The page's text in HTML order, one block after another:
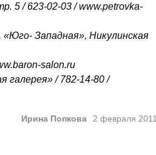
5 /623-02-03 /www.petrovka-
«Юго- Западная», Никулинская
salon.ru
галерея» /782-14-80 /
Ирина Попкова 2 февраля 2011